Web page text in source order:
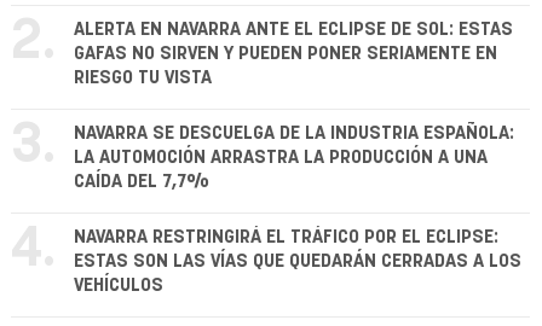
2.
ALERTA EN NAVARRA ANTE EL ECLIPSE DE SOL: ESTAS
GAFAS NO SIRVEN Y PUEDEN PONER SERIAMENTE EN
RIESGO TU VISTA
3.
NAVARRA SE DESCUELGA DE LA INDUSTRIA ESPAÑOLA:
LA AUTOMOCIÓN ARRASTRA LA PRODUCCIÓN A UNA
CAÍDA DEL 7,7%
4.
NAVARRA RESTRINGIRÁ EL TRÁFICO POR EL ECLIPSE:
ESTAS SON LAS VÍAS QUE QUEDARÁN CERRADAS A LOS
VEHÍCULOS